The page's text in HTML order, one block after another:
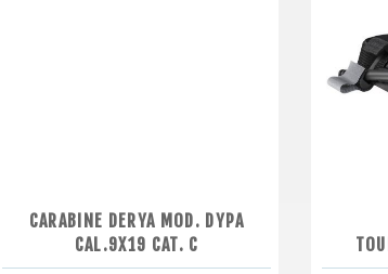
CARABINE DERYA MOD. DYPA
CAL.9X19 CAT. C